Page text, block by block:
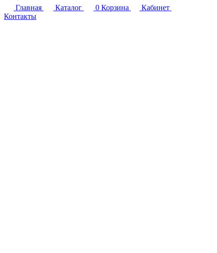
Главная
Каталог 0 Корзина
Кабинет
Контакты